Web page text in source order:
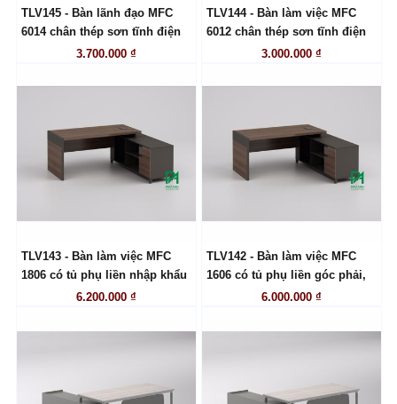
LIÊN HỆ
TLV145 - Bàn lãnh đạo MFC
6014 chân thép sơn tĩnh điện
3.700.000 ₫
LIÊN HỆ
TLV144 - Bàn làm việc MFC
6012 chân thép sơn tĩnh điện
3.000.000 ₫
LIÊN HỆ
TLV143 - Bàn làm việc MFC
1806 có tủ phụ liền nhập khẩu
6.200.000 ₫
LIÊN HỆ
TLV142 - Bàn làm việc MFC
1606 có tủ phụ liền góc phải,
6.000.000 ₫